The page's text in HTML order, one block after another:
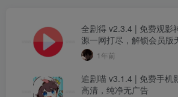
全剧得 v2.3.4 | 免费观影
源一网打尽，解锁会员版
1年前
追剧喵 v3.1.4 | 免费手机
高清，纯净无广告